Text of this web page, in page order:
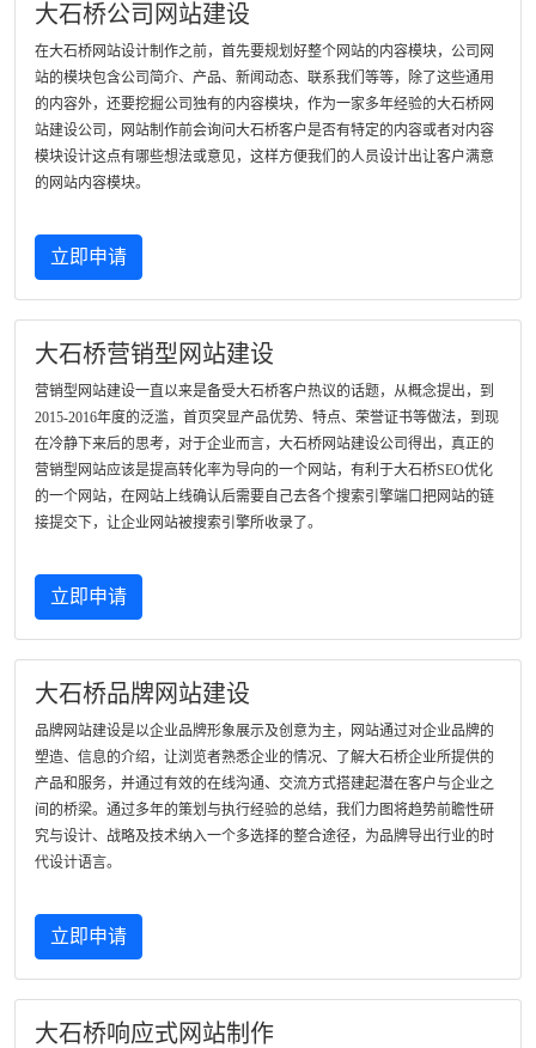
大石桥公司网站建设
在大石桥网站设计制作之前，首先要规划好整个网站的内容模块，公司网
站的模块包含公司简介、产品、新闻动态、联系我们等等，除了这些通用
的内容外，还要挖掘公司独有的内容模块，作为一家多年经验的大石桥网
站建设公司，网站制作前会询问大石桥客户是否有特定的内容或者对内容
模块设计这点有哪些想法或意见，这样方便我们的人员设计出让客户满意
的网站内容模块。
立即申请
大石桥营销型网站建设
营销型网站建设一直以来是备受大石桥客户热议的话题，从概念提出，到
2015-2016年度的泛滥，首页突显产品优势、特点、荣誉证书等做法，到现
在冷静下来后的思考，对于企业而言，大石桥网站建设公司得出，真正的
营销型网站应该是提高转化率为导向的一个网站，有利于大石桥SEO优化
的一个网站，在网站上线确认后需要自己去各个搜索引擎端口把网站的链
接提交下，让企业网站被搜索引擎所收录了。
立即申请
大石桥品牌网站建设
品牌网站建设是以企业品牌形象展示及创意为主，网站通过对企业品牌的
塑造、信息的介绍，让浏览者熟悉企业的情况、了解大石桥企业所提供的
产品和服务，并通过有效的在线沟通、交流方式搭建起潜在客户与企业之
间的桥梁。通过多年的策划与执行经验的总结，我们力图将趋势前瞻性研
究与设计、战略及技术纳入一个多选择的整合途径，为品牌导出行业的时
代设计语言。
立即申请
大石桥响应式网站制作